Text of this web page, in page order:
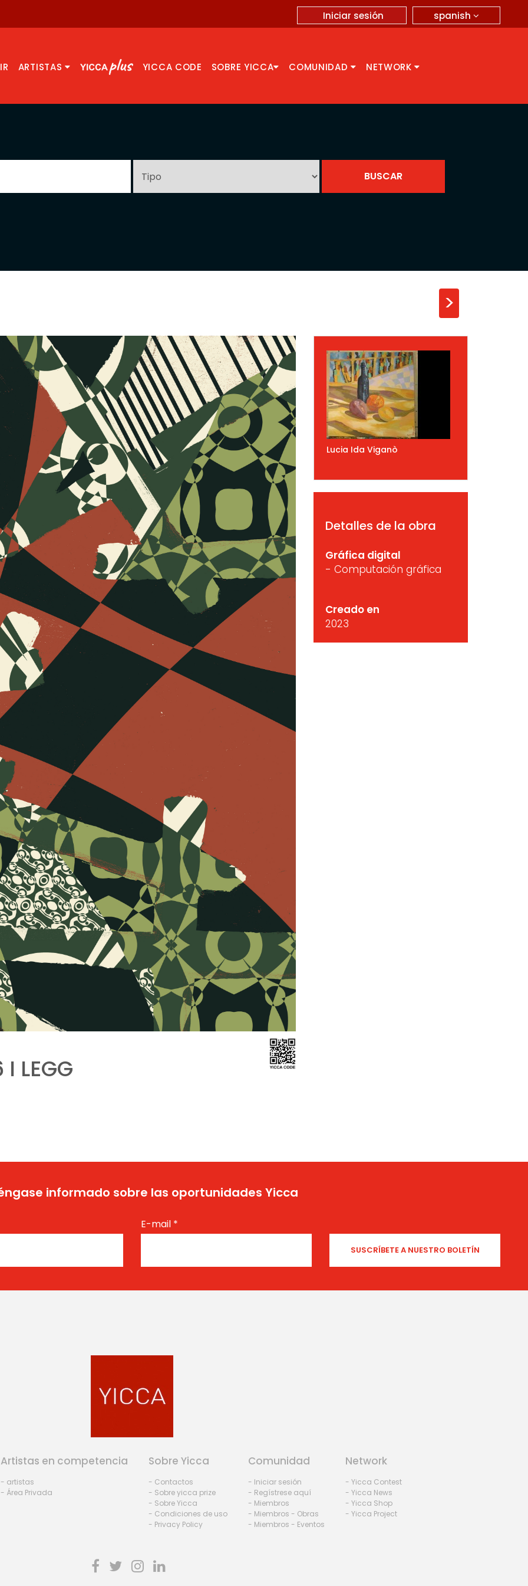
spanish
Iniciar sesión
ARTISTAS YICCA CODE SOBRE YICCA COMUNIDAD NETWORK
>
LEGG
Lucia Ida Viganò
Detalles de la obra
Gráfica digital
- Computación gráfica
Creado en
2023
informado sobre las oportunidades Yicca
E-mail *
Artistas en competencia
- artistas
- Área Privada
Sobre Yicca
- Contactos
- Sobre yicca prize
- Sobre Yicca
- Condiciones de uso
- Privacy Policy
Comunidad
- Iniciar sesión
- Regístrese aquí
- Miembros
- Miembros - Obras
- Miembros - Eventos
Network
- Yicca Contest
- Yicca News
- Yicca Shop
- Yicca Project